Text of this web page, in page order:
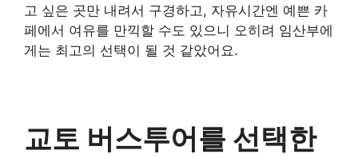
고 싶은 곳만 내려서 구경하고, 자유시간엔 예쁜 카
페에서 여유를 만끽할 수도 있으니 오히려 임산부에
게는 최고의 선택이 될 것 같았어요.
교토 버스투어를 선택한